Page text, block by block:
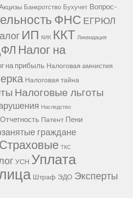
Банкротство Бухучет Вопрос-
ФНС ЕГРЮЛ
ИП КИК ККТ Ликвидация
Налог на
на прибыль Налоговая амнистия
Налоговая тайна
Налоговые льготы
Наследство
Отчетность Патент Пени
граждане
Страховые ТКС
УСН Уплата
Штраф ЭДО Эксперты